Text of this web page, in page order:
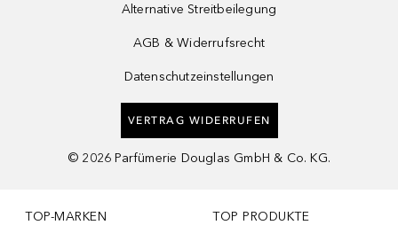
Alternative Streitbeilegung
AGB & Widerrufsrecht
Datenschutzeinstellungen
VERTRAG WIDERRUFEN
© 2026 Parfümerie Douglas GmbH & Co. KG.
TOP-MARKEN TOP PRODUKTE